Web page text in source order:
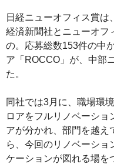
日経ニューオフィス賞
経済新聞社とニューオフ
の。応募総数153件の中
ア「ROCCO」が、中部
た。
同社では3月に、職場環
ロアをフルリノベーショ
アが分かれ、部門を越え
ら、今回のリノベーショ
ケーションが図れる場を